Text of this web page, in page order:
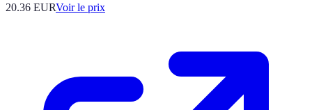
20.36 EURVoir le prix